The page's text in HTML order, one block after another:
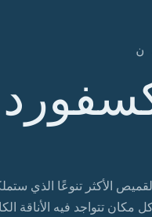
الأكثر تنوعًا الذي
تتواجد فيه الأناقة